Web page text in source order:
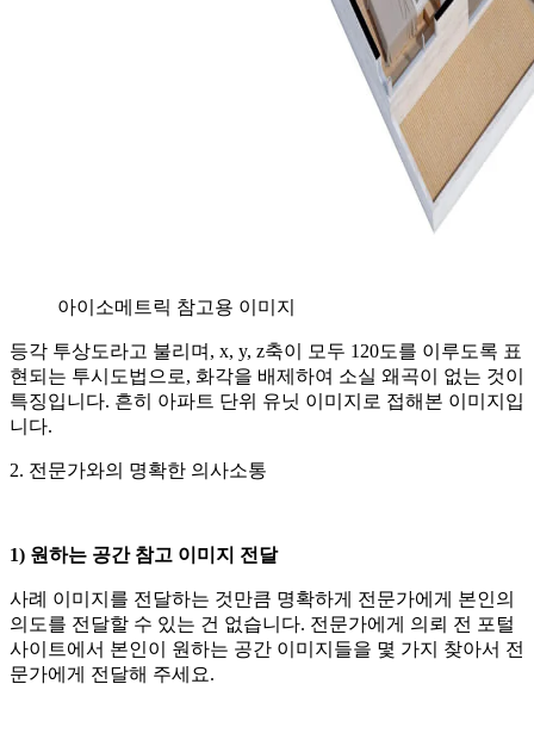
아이소메트릭 참고용 이미지
등각 투상도라고 불리며, x, y, z축이 모두 120도를 이루도록 표
현되는 투시도법으로, 화각을 배제하여 소실 왜곡이 없는 것이
특징입니다. 흔히 아파트 단위 유닛 이미지로 접해본 이미지입
니다.
2. 전문가와의 명확한 의사소통
1) 원하는 공간 참고 이미지 전달
사례 이미지를 전달하는 것만큼 명확하게 전문가에게 본인의
의도를 전달할 수 있는 건 없습니다. 전문가에게 의뢰 전 포털
사이트에서 본인이 원하는 공간 이미지들을 몇 가지 찾아서 전
문가에게 전달해 주세요.